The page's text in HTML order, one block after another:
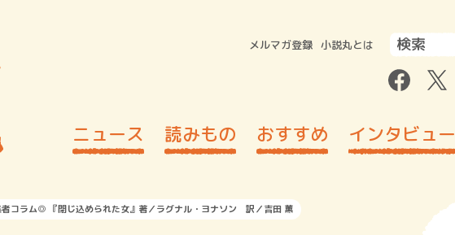
メルマガ登録 小説丸とは
ニュース 読みもの おすすめ インタビュー
コラム◎ 『閉じ込められた女』著／ラグナル・ヨナソン 訳／吉田 薫